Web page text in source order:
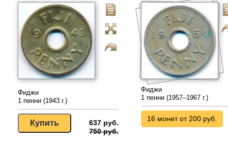
Фиджи
1 пенни (1943 г.)
637 руб.
750 руб.
Фиджи
1 пенни (1957–1967 г.)
16 монет от 200 руб.